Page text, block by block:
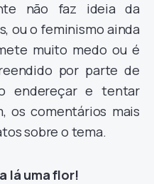
não faz ideia da
ou o feminismo ainda
muito medo ou é
por parte de
endereçar e tentar
os comentários mais
sobre o tema.
lá uma flor!